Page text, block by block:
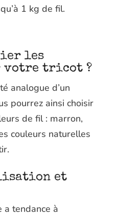
1 kg de fil.
les
votre tricot ?
analogue d’un
pourrez ainsi choisir
de fil : marron,
couleurs naturelles
et
a tendance à